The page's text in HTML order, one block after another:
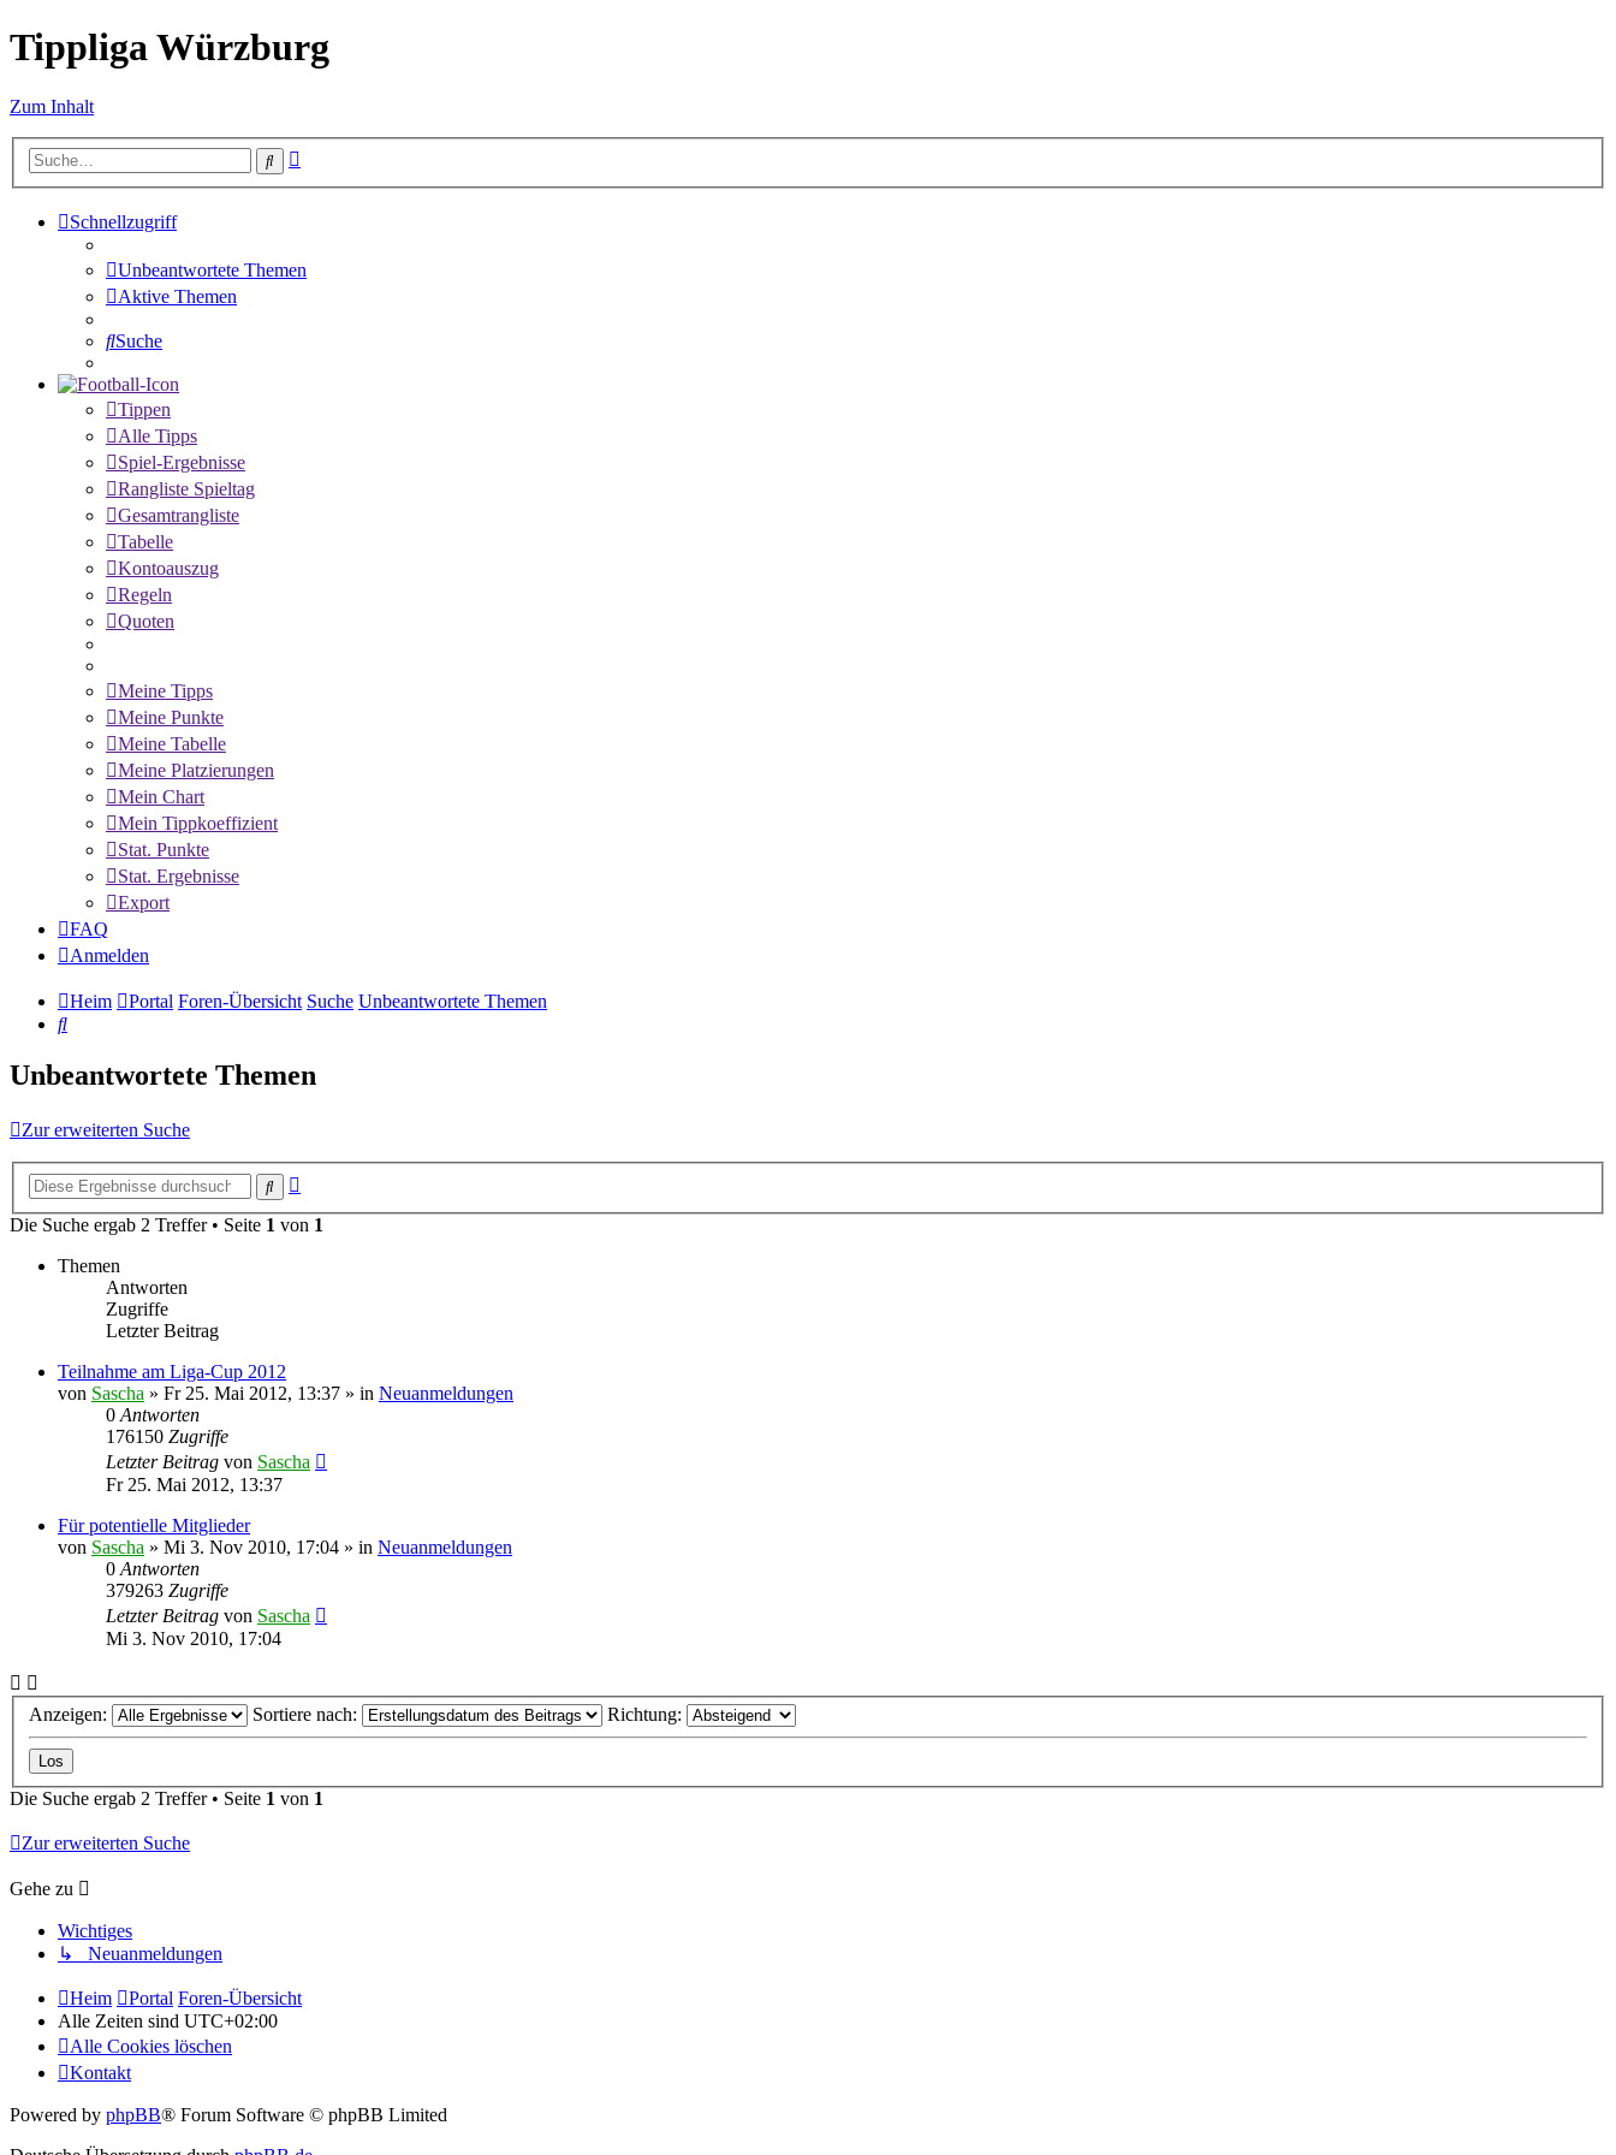
Tippliga Würzburg
Zum Inhalt
Suche
Schnellzugriff
Unbeantwortete Themen
Aktive Themen
Suche
Tippen
Alle Tipps
Spiel-Ergebnisse
Rangliste Spieltag
Gesamtrangliste
Tabelle
Kontoauszug
Regeln
Quoten
Meine Tipps
Meine Punkte
Meine Tabelle
Meine Platzierungen
Mein Chart
Mein Tippkoeffizient
Stat. Punkte
Stat. Ergebnisse
Export
FAQ
Anmelden
Heim Portal Foren-Übersicht Suche Unbeantwortete Themen
Suche
Unbeantwortete Themen
Zur erweiterten Suche
Suche
Die Suche ergab 2 Treffer • Seite 1 von 1
Themen
Antworten
Zugriffe
Letzter Beitrag
Teilnahme am Liga-Cup 2012
von Sascha » Fr 25. Mai 2012, 13:37 » in Neuanmeldungen
0 Antworten
176150 Zugriffe
Letzter Beitrag von Sascha
Fr 25. Mai 2012, 13:37
Für potentielle Mitglieder
von Sascha » Mi 3. Nov 2010, 17:04 » in Neuanmeldungen
0 Antworten
379263 Zugriffe
Letzter Beitrag von Sascha
Mi 3. Nov 2010, 17:04
Anzeigen: Sortiere nach: Richtung:
Die Suche ergab 2 Treffer • Seite 1 von 1
Zur erweiterten Suche
Gehe zu
Wichtiges
↳ Neuanmeldungen
Heim Portal Foren-Übersicht
Alle Zeiten sind UTC+02:00
Alle Cookies löschen
Kontakt
Powered by phpBB® Forum Software © phpBB Limited